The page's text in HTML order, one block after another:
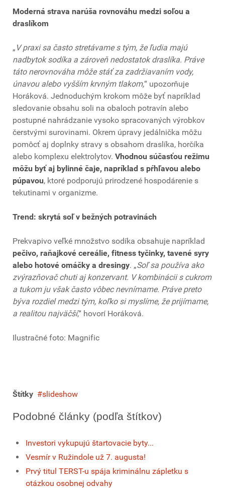
Moderná strava narúša rovnováhu medzi soľou a
draslíkom
„ V praxi sa často stretávame s tým, že ľudia majú
nadbytok sodíka a zároveň nedostatok draslíka. Práve
táto nerovnováha môže stáť za zadržiavaním vody,
únavou alebo vyšším krvným tlakom,“ upozorňuje
Horáková. Jednoduchým krokom môže byť napríklad
sledovanie obsahu soli na obaloch potravín alebo
postupné nahrádzanie vysoko spracovaných výrobkov
čerstvými surovinami. Okrem úpravy jedálnička môžu
pomôcť aj doplnky stravy s obsahom draslíka, horčíka
alebo komplexu elektrolytov. Vhodnou súčasťou režimu
môžu byť aj bylinné čaje, napríklad s pŕhľavou alebo
púpavou, ktoré podporujú prirodzené hospodárenie s
tekutinami v organizme.
Trend: skrytá soľ v bežných potravinách
Prekvapivo veľké množstvo sodíka obsahuje napríklad
pečivo, raňajkové cereálie, fitness tyčinky, tavené syry
alebo hotové omáčky a dresingy. „Soľ sa používa ako
zvýrazňovač chuti aj konzervant. V kombinácii s cukrom
a tukom ju však často vôbec nevnímame. Práve preto
býva rozdiel medzi tým, koľko si myslíme, že prijímame,
a realitou najväčší,“ hovorí Horáková.
Ilustračné foto: Magnific
Štítky slideshow
Podobné články (podľa štítkov)
Investori vykupujú štartovacie byty...
Vesmír v Ružindole už 7. augusta!
Prvý titul TERST-u spája kriminálnu zápletku s
otázkou osobnej odvahy